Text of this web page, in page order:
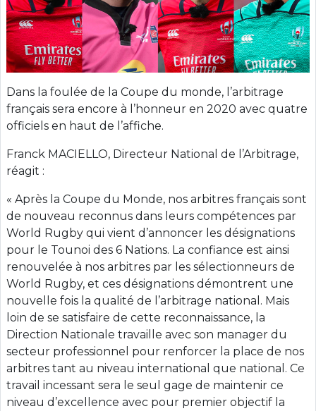
Dans la foulée de la Coupe du monde, l’arbitrage
français sera encore à l’honneur en 2020 avec quatre
officiels en haut de l’affiche.
Franck MACIELLO, Directeur National de l’Arbitrage,
réagit :
« Après la Coupe du Monde, nos arbitres français sont
de nouveau reconnus dans leurs compétences par
World Rugby qui vient d’annoncer les désignations
pour le Tounoi des 6 Nations. La confiance est ainsi
renouvelée à nos arbitres par les sélectionneurs de
World Rugby, et ces désignations démontrent une
nouvelle fois la qualité de l’arbitrage national. Mais
loin de se satisfaire de cette reconnaissance, la
Direction Nationale travaille avec son manager du
secteur professionnel pour renforcer la place de nos
arbitres tant au niveau international que national. Ce
travail incessant sera le seul gage de maintenir ce
niveau d’excellence avec pour premier objectif la